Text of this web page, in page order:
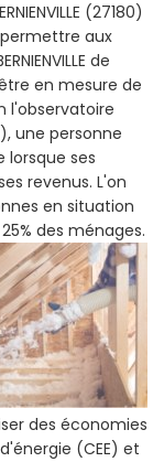
(27180)
aux
de
en mesure de
l'observatoire
une personne
ses
revenus. L'on
en situation
des ménages.
des économies
(CEE) et